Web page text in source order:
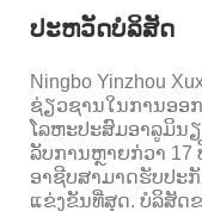
ປະ​ຫວັດ​ບໍ​ລິ​ສັດ
Ningbo Yinzhou
ຊ່ຽວຊານໃນການອອ
ໂລຫະປະສົມອາລູມິນ
ລັບການຫຼາຍກ່ວາ 17
ອາຊີບສາມາດຮັບປະ
ແຂ່ງຂັນທີ່ສຸດ. ບໍລິສັດ